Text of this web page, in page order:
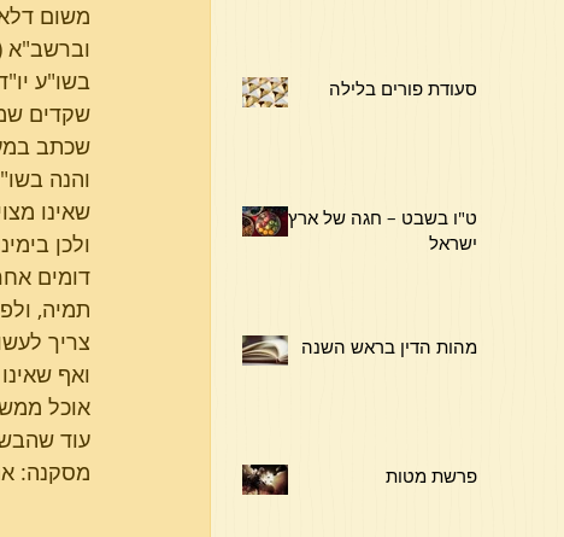
משום
וברשב"א
בשו"ע
שקדים
שכתב
והנה
שאינו
ולכן
דומים
תמיה,
צריך
ואף
אוכל
עוד
מסקנה:
סעודת פורים בלילה
ט"ו בשבט – חגה של ארץ
ישראל
מהות הדין בראש השנה
פרשת מטות